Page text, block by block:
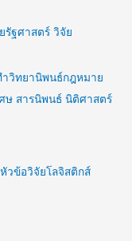
รัฐศาสตร์ วิจัย
วิทยานิพนธ์กฎหมาย
ษ สารนิพนธ์ นิติศาสตร์
วข้อวิจัยโลจิสติกส์